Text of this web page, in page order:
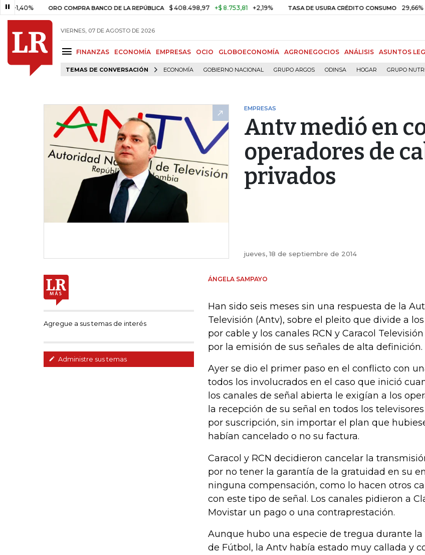
ORO COMPRA BANCO DE LA REPÚBLICA $ 408.498,97 +$ 8.753,81 +2,19% TASA DE USURA CRÉDITO CONSUMO 29,66% +0,87%
VIERNES, 07 DE AGOSTO DE 2026
FINANZAS ECONOMÍA EMPRESAS OCIO GLOBOECONOMÍA AGRONEGOCIOS ANÁLISIS ASUNTOS
TEMAS DE CONVERSACIÓN ECONOMÍA GOBIERNO NACIONAL GRUPO ARGOS ODINSA HOGAR GRUPO
EMPRESAS
Antv medió en
operadores de
privados
jueves, 18 de septiembre de 2014
Agregue a sus temas de interés
Administre sus temas
ÁNGELA SAMPAYO
Han sido seis meses sin una respuesta de la
Televisión (Antv), sobre el pleito que divide a
por cable y los canales RCN y Caracol
por la emisión de sus señales de alta definición.
Ayer se dio el primer paso en el conflicto con
todos los involucrados en el caso que inició
los canales de señal abierta le exigían a los
la recepción de su señal en todos los
por suscripción, sin importar el plan que
habían cancelado o no su factura.
Caracol y RCN decidieron cancelar la
por no tener la garantía de la gratuidad en su
ninguna compensación, como lo hacen otros
con este tipo de señal. Los canales pidieron a
Movistar un pago o una contraprestación.
Aunque hubo una especie de tregua durante
de Fútbol, la Antv había estado muy callada y